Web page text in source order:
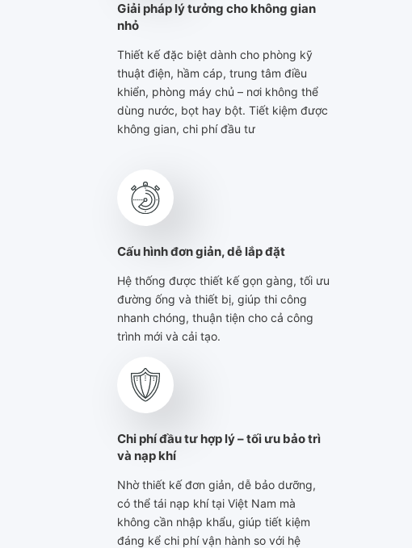
Giải pháp lý tưởng cho không gian
nhỏ
Thiết kế đặc biệt dành cho phòng kỹ
thuật điện, hầm cáp, trung tâm điều
khiển, phòng máy chủ – nơi không thể
dùng nước, bọt hay bột. Tiết kiệm được
không gian, chi phí đầu tư
Cấu hình đơn giản, dễ lắp đặt
Hệ thống được thiết kế gọn gàng, tối ưu
đường ống và thiết bị, giúp thi công
nhanh chóng, thuận tiện cho cả công
trình mới và cải tạo.
Chi phí đầu tư hợp lý – tối ưu bảo trì
và nạp khí
Nhờ thiết kế đơn giản, dễ bảo dưỡng,
có thể tái nạp khí tại Việt Nam mà
không cần nhập khẩu, giúp tiết kiệm
đáng kể chi phí vận hành so với hệ